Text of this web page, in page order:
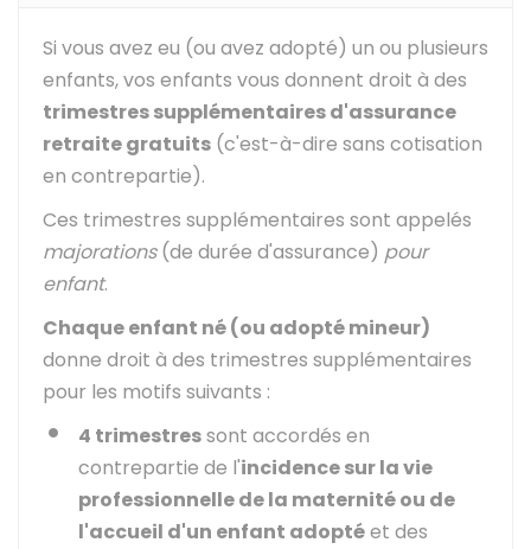
Si vous avez eu (ou avez adopté) un ou plusieurs
enfants, vos enfants vous donnent droit à des
trimestres supplémentaires d'assurance
retraite gratuits (c'est-à-dire sans cotisation
en contrepartie).
Ces trimestres supplémentaires sont appelés
majorations(de durée d'assurance) pour
enfant.
Chaque enfant né (ou adopté mineur)
donne droit à des trimestres supplémentaires
pour les motifs suivants :
4 trimestressont accordés en
contrepartie de l'incidence sur la vie
professionnelle de la maternité ou de
l'accueil d'un enfant adoptéet des